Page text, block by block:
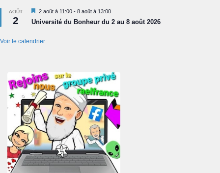
AOÛT
2
Mis
en
avant
2 août à 11:00 - 8 août à 13:00
Université du Bonheur du 2 au 8 août 2026
Voir le calendrier